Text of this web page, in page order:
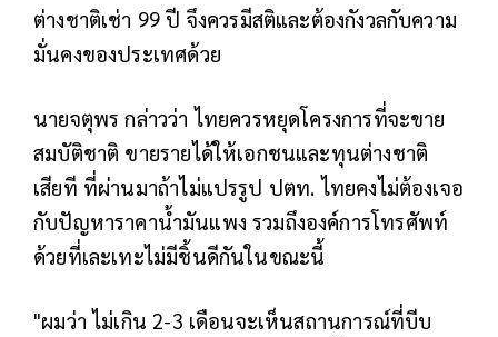
ต่างชาติเช่า 99 ปี จึงควรมีสติและต้องกังวลกับความ
มั่นคงของประเทศด้วย
นายจตุพร กล่าวว่า ไทยควรหยุดโครงการที่จะขาย
สมบัติชาติ ขายรายได้ให้เอกชนและทุนต่างชาติ
เสียที ที่ผ่านมาถ้าไม่แปรรูป ปตท. ไทยคงไม่ต้องเจอ
กับปัญหาราคาน้ำมันแพง รวมถึงองค์การโทรศัพท์
ด้วยที่เละเทะไม่มีชิ้นดีกันในขณะนี้
"ผมว่า ไม่เกิน 2-3 เดือนจะเห็นสถานการณ์ที่บีบ